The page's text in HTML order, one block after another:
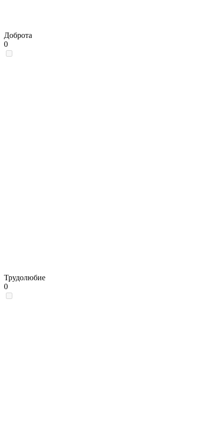
Доброта
0
Трудолюбие
0